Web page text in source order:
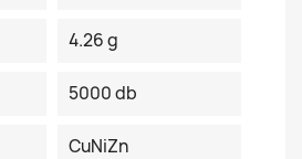
4.26 g
5000 db
CuNiZn